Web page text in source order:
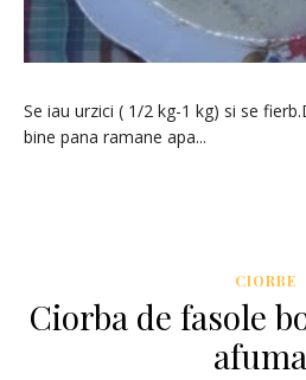
Se iau urzici ( 1/2 kg-1 kg) si se
bine pana ramane apa...
CIORBE
Ciorba de fasole